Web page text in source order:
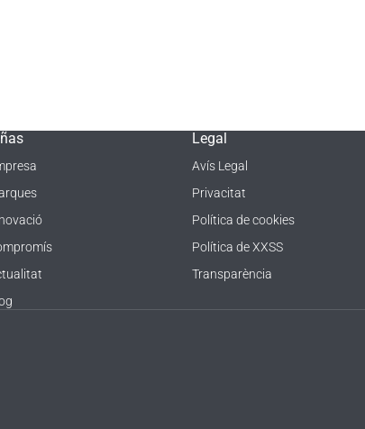
Legal
Avís Legal
Privacitat
Política de cookies
Política de XXSS
Transparència